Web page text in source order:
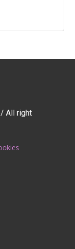
All right